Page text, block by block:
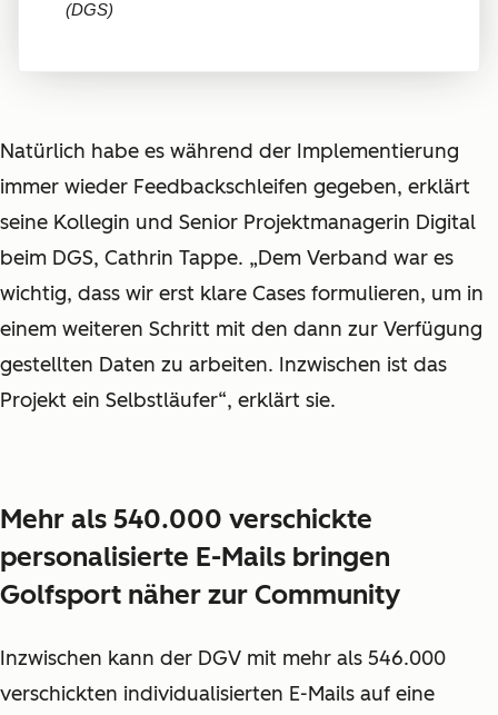
(DGS)
Natürlich habe es während der Implementierung
immer wieder Feedbackschleifen gegeben, erklärt
seine Kollegin und Senior Projektmanagerin Digital
beim DGS, Cathrin Tappe. „Dem Verband war es
wichtig, dass wir erst klare Cases formulieren, um in
einem weiteren Schritt mit den dann zur Verfügung
gestellten Daten zu arbeiten. Inzwischen ist das
Projekt ein Selbstläufer“, erklärt sie.
Mehr als 540.000 verschickte
personalisierte E-Mails bringen
Golfsport näher zur Community
Inzwischen kann der DGV mit mehr als 546.000
verschickten individualisierten E-Mails auf eine